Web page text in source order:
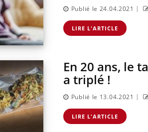
Publié le 24.04.2021 |
LIRE L'ARTICLE
En 20 ans, le
a triplé !
Publié le 13.04.2021 |
LIRE L'ARTICLE